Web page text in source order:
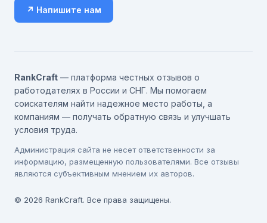
↗ Напишите нам
RankCraft — платформа честных отзывов о
работодателях в России и СНГ. Мы помогаем
соискателям найти надежное место работы, а
компаниям — получать обратную связь и улучшать
условия труда.
Администрация сайта не несет ответственности за
информацию, размещенную пользователями. Все отзывы
являются субъективным мнением их авторов.
© 2026 RankCraft. Все права защищены.